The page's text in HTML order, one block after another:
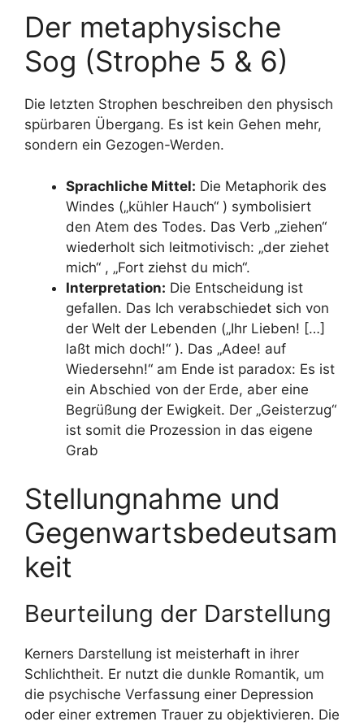
Der metaphysische
Sog (Strophe 5 & 6)
Die letzten Strophen beschreiben den physisch
spürbaren Übergang. Es ist kein Gehen mehr,
sondern ein Gezogen-Werden.
Sprachliche Mittel: Die Metaphorik des
Windes („kühler Hauch“ ) symbolisiert
den Atem des Todes. Das Verb „ziehen“
wiederholt sich leitmotivisch: „der ziehet
mich“ , „Fort ziehst du mich“.
Interpretation: Die Entscheidung ist
gefallen. Das Ich verabschiedet sich von
der Welt der Lebenden („Ihr Lieben! […]
laßt mich doch!“ ). Das „Adee! auf
Wiedersehn!“ am Ende ist paradox: Es ist
ein Abschied von der Erde, aber eine
Begrüßung der Ewigkeit. Der „Geisterzug“
ist somit die Prozession in das eigene
Grab
Stellungnahme und
Gegenwartsbedeutsam
keit
Beurteilung der Darstellung
Kerners Darstellung ist meisterhaft in ihrer
Schlichtheit. Er nutzt die dunkle Romantik, um
die psychische Verfassung einer Depression
oder einer extremen Trauer zu objektivieren. Die